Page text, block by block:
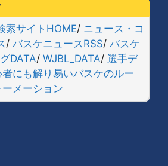
索サイトHOME/ ニュース・コ
/ バスケニュースRSS/ バスケ
DATA/ WJBL_DATA/ 選手デ
者にも解り易いバスケのルー
メーション